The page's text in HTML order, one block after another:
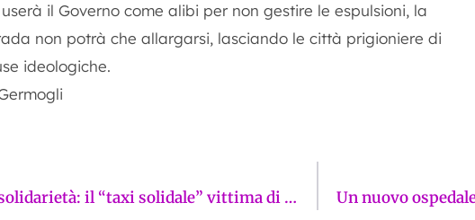
il Governo come alibi per non gestire le espulsioni, la
non potrà che allargarsi, lasciando le città prigioniere di
ideologiche.
Vandalizzato il mezzo della solidarietà: il “taxi solidale” vittima di un atto gratuito